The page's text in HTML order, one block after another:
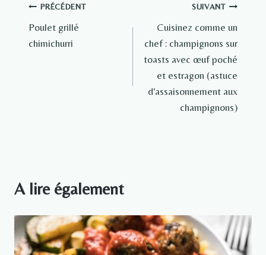
Navigation
de
PRÉCÉDENT
Poulet grillé
chimichurri
SUIVANT
Cuisinez comme un
chef : champignons sur
toasts avec œuf poché
et estragon (astuce
d'assaisonnement aux
champignons)
A lire également